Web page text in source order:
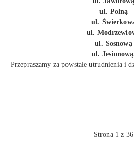
ul. Polną
ul.
ul.
ul. Sosnową
ul.
Przepraszamy za powstałe utrudnienia i
Strona 1 z 36